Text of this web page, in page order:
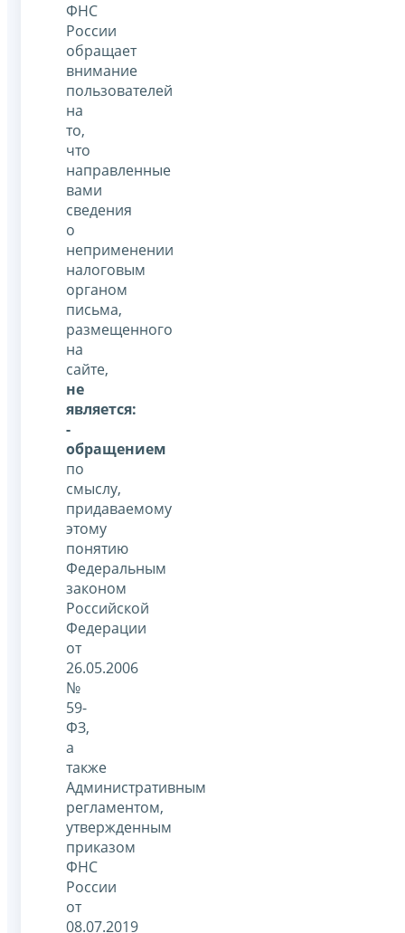
ФНС
России
обращает
внимание
пользователей
на
то,
что
направленные
вами
сведения
о
неприменении
налоговым
органом
письма,
размещенного
на
сайте,
не
является:
-
обращением
по
смыслу,
придаваемому
этому
понятию
Федеральным
законом
Российской
Федерации
от
26.05.2006
№
59-
ФЗ,
а
также
Административным
регламентом,
утвержденным
приказом
ФНС
России
от
08.07.2019